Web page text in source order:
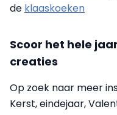
de klaaskoeken
Scoor het hele
creaties
Op zoek naar meer
Kerst, eindejaar,